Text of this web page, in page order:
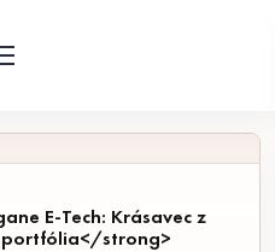
E-Tech
E-Tech: Krásavec z
portfólia</strong>